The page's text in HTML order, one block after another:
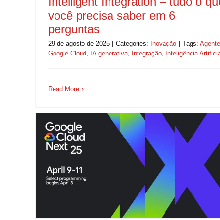
você precisa saber em 6
perguntas
29 de agosto de 2025 Categories: Inovação Tags:
Google Cloud, IA generativa, Integração, Inteligência
Read More